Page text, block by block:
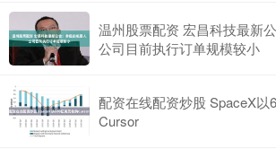
温州股票配资 宏昌科技最新
公司目前执行订单规模较小
配资在线配资炒股 SpaceX以
Cursor